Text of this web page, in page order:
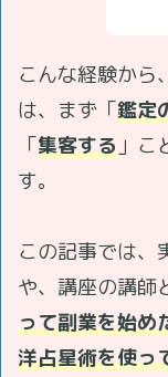
こんな経験から
は、まず「鑑定
「集客する 」こ
す。
この記事では、
や、講座の講師
って副業を始め
洋占星術を使っ